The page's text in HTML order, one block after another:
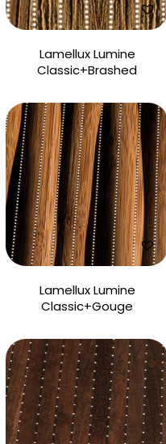
Lamellux Lumine
Classic+Brashed
Lamellux Lumine
Classic+Gouge